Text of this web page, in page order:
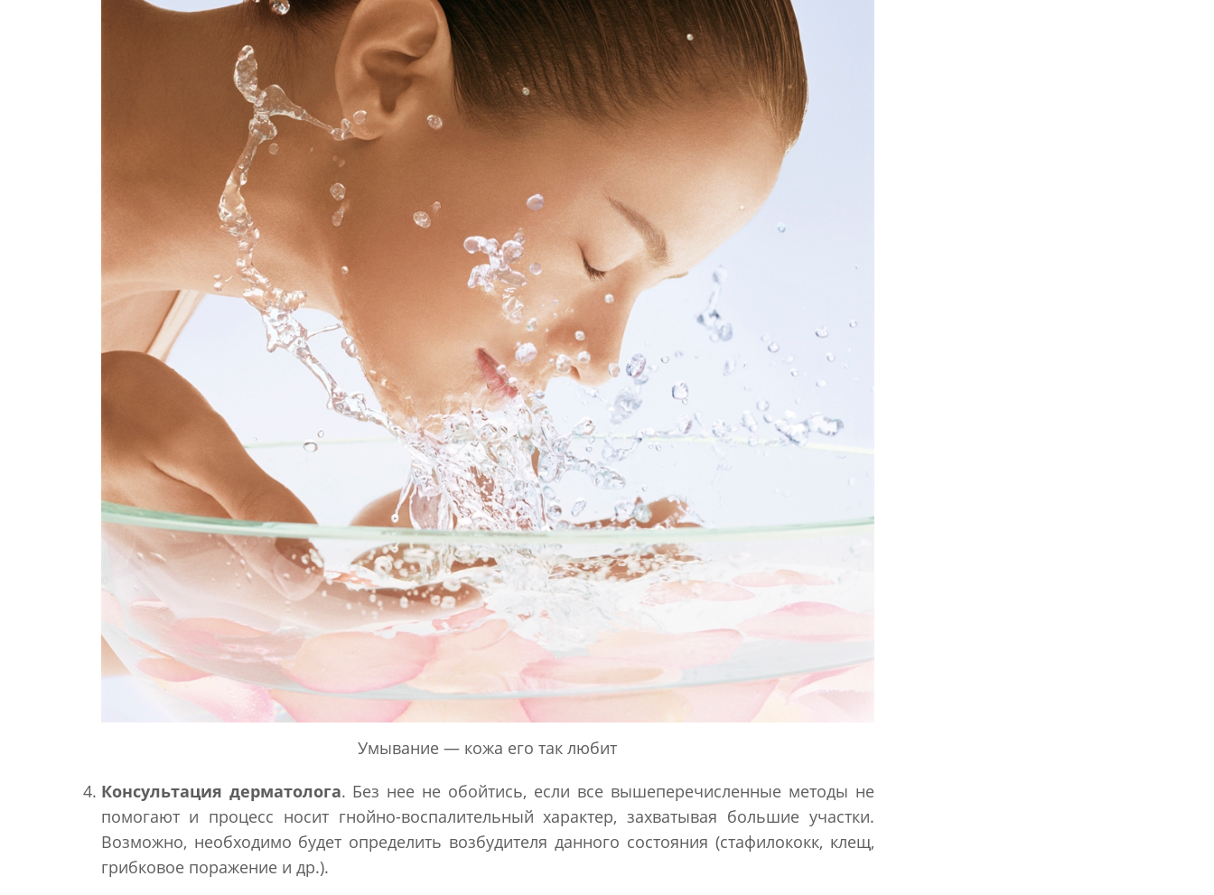
Умывание — кожа его так любит
Консультация дерматолога. Без нее не обойтись, если все вышеперечисленные методы не
помогают и процесс носит гнойно-воспалительный характер, захватывая большие участки.
Возможно, необходимо будет определить возбудителя данного состояния (стафилококк, клещ,
грибковое поражение и др.).